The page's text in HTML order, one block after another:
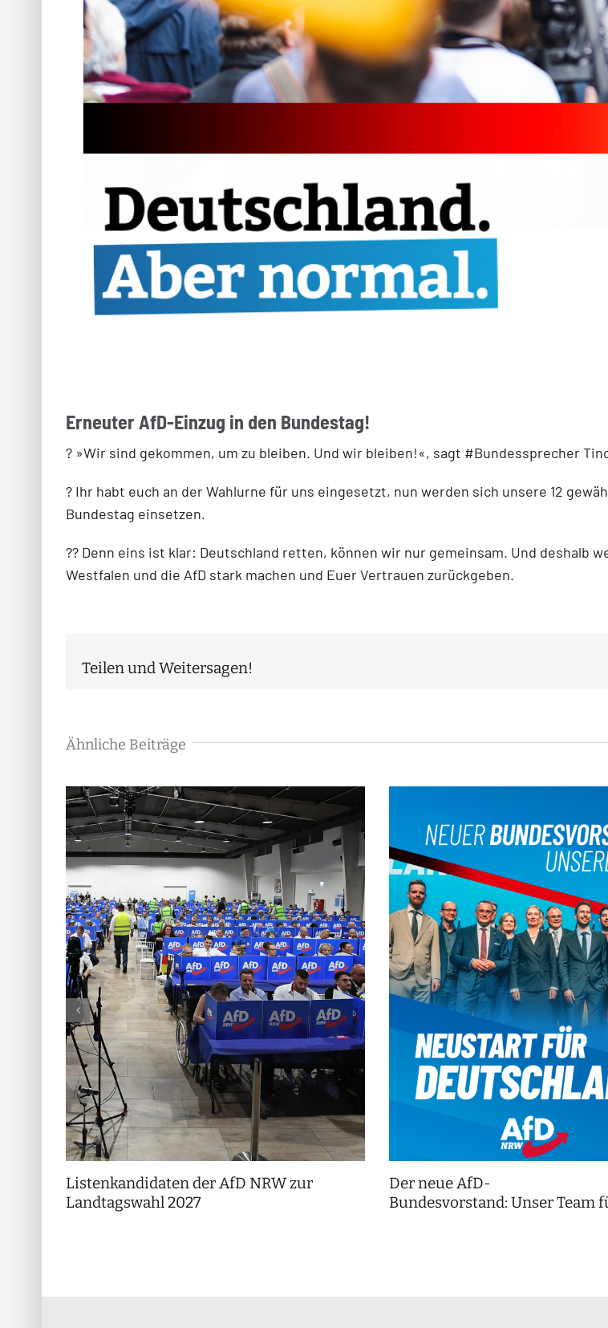
Erneuter AfD-Einzug in den Bundestag!
? »Wir sind gekommen, um zu bleiben. Und wir bleiben!«, sagt #Bundessprecher
? Ihr habt euch an der Wahlurne für uns eingesetzt, nun werden sich unsere 12
Bundestag einsetzen.
?? Denn eins ist klar: Deutschland retten, können wir nur gemeinsam. Und deshalb
Westfalen und die AfD stark machen und Euer Vertrauen zurückgeben.
Teilen und Weitersagen!
Ähnliche Beiträge
Listenkandidaten der AfD NRW zur
Landtagswahl 2027
Der neue AfD-
Bundesvorstand: Unser Team